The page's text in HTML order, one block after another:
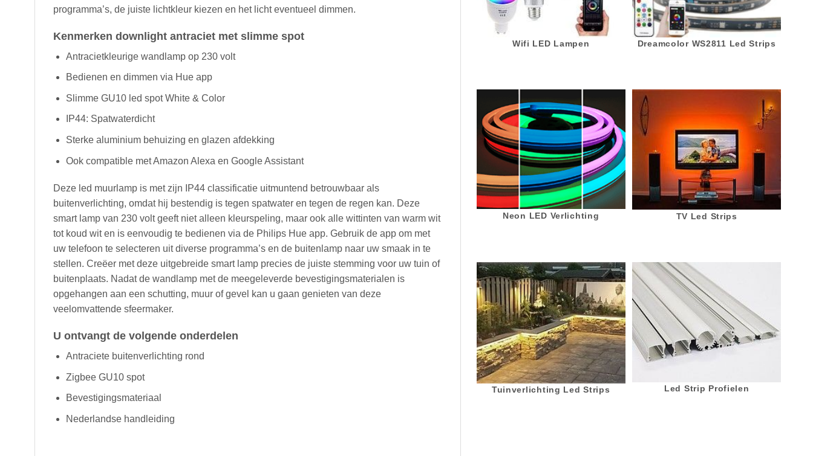
programma’s, de juiste lichtkleur kiezen en het licht eventueel dimmen.
Kenmerken downlight antraciet met slimme spot
Antracietkleurige wandlamp op 230 volt
Bedienen en dimmen via Hue app
Slimme GU10 led spot White & Color
IP44: Spatwaterdicht
Sterke aluminium behuizing en glazen afdekking
Ook compatible met Amazon Alexa en Google Assistant
Deze led muurlamp is met zijn IP44 classificatie uitmuntend betrouwbaar als
buitenverlichting, omdat hij bestendig is tegen spatwater en tegen de regen kan. Deze
smart lamp van 230 volt geeft niet alleen kleurspeling, maar ook alle wittinten van warm wit
tot koud wit en is eenvoudig te bedienen via de Philips Hue app. Gebruik de app om met
uw telefoon te selecteren uit diverse programma’s en de buitenlamp naar uw smaak in te
stellen. Creëer met deze uitgebreide smart lamp precies de juiste stemming voor uw tuin of
buitenplaats. Nadat de wandlamp met de meegeleverde bevestigingsmaterialen is
opgehangen aan een schutting, muur of gevel kan u gaan genieten van deze
veelomvattende sfeermaker.
U ontvangt de volgende onderdelen
Antraciete buitenverlichting rond
Zigbee GU10 spot
Bevestigingsmateriaal
Nederlandse handleiding
Wifi LED Lampen Dreamcolor WS2811 Led Strips
Neon LED Verlichting TV Led Strips
Tuinverlichting Led Strips Led Strip Profielen